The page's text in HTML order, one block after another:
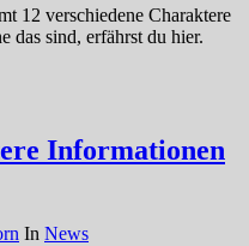
12 verschiedene Charaktere
das sind, erfährst du hier.
Informationen
In News